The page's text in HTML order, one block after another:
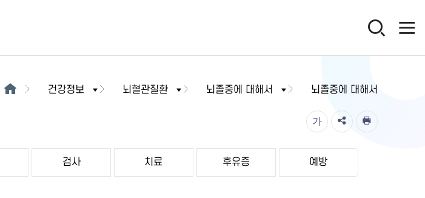
건강정보 뇌혈관질환 뇌졸중에 대해서 뇌졸중에 대해서
가
검사 치료 후유증 예방